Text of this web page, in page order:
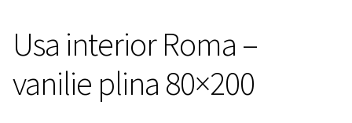
Usa interior Roma –
vanilie plina 80×200